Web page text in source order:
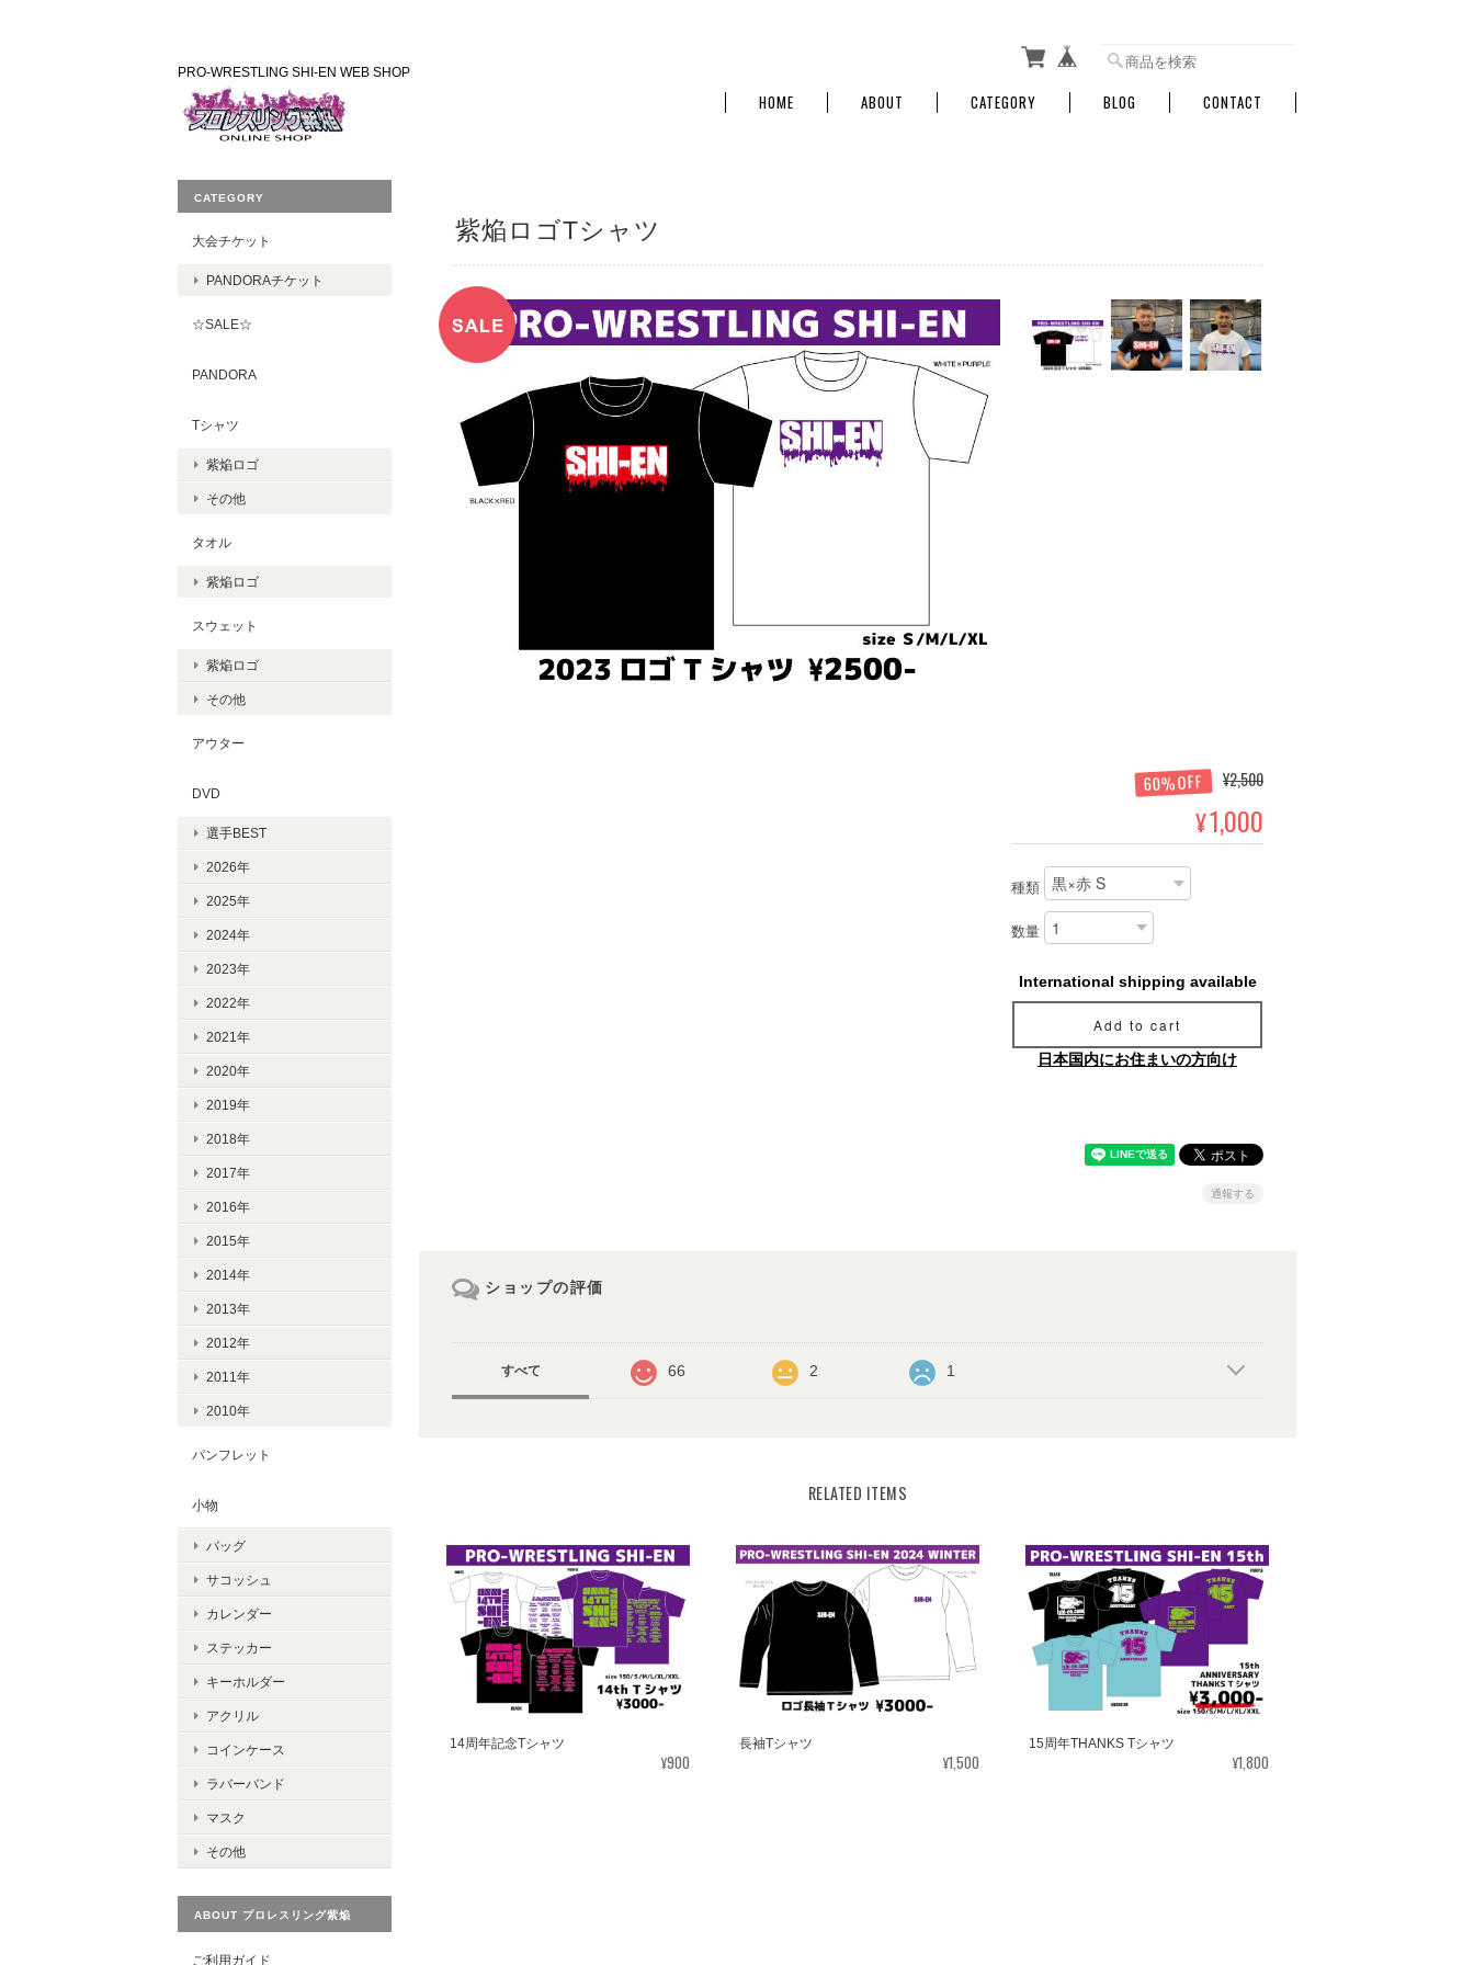
PRO-WRESTLING SHI-EN WEB SHOP
HOME ABOUT CATEGORY BLOG CONTACT
紫焔ロゴTシャツ
60%OFF ¥2,500
¥1,000
種類
数量
International shipping available
Add to cart
日本国内にお住まいの方向け
通報する
ショップの評価
すべて 66 2 1
RELATED ITEMS
14周年記念Tシャツ
¥900
長袖Tシャツ
¥1,500
15周年THANKS Tシャツ
¥1,800
CATEGORY
大会チケット
PANDORAチケット
☆SALE☆
PANDORA
Tシャツ
紫焔ロゴ
その他
タオル
紫焔ロゴ
スウェット
紫焔ロゴ
その他
アウター
DVD
選手BEST
2026年
2025年
2024年
2023年
2022年
2021年
2020年
2019年
2018年
2017年
2016年
2015年
2014年
2013年
2012年
2011年
2010年
パンフレット
小物
バッグ
サコッシュ
カレンダー
ステッカー
キーホルダー
アクリル
コインケース
ラバーバンド
マスク
その他
ABOUT プロレスリング紫焔
ご利用ガイド